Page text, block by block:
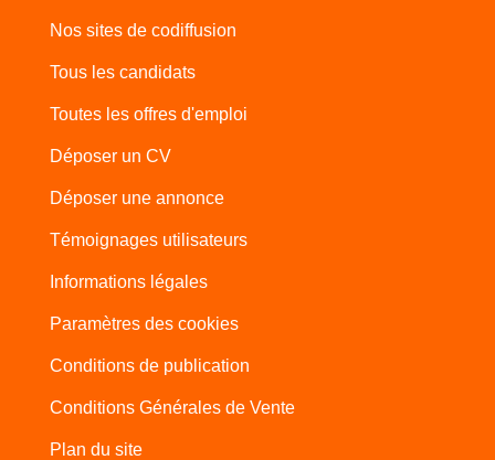
Nos sites de codiffusion
Tous les candidats
Toutes les offres d'emploi
Déposer un CV
Déposer une annonce
Témoignages utilisateurs
Informations légales
Paramètres des cookies
Conditions de publication
Conditions Générales de Vente
Plan du site